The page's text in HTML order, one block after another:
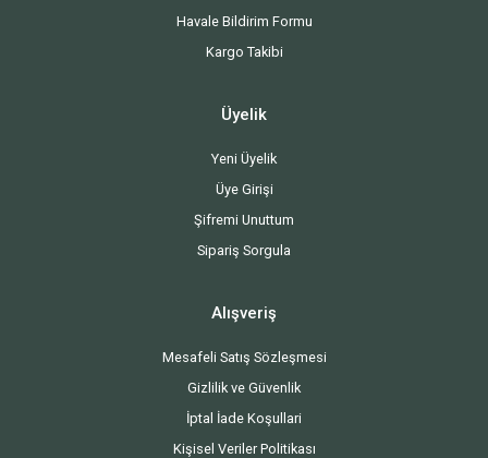
Havale Bildirim Formu
Kargo Takibi
Üyelik
Yeni Üyelik
Üye Girişi
Şifremi Unuttum
Sipariş Sorgula
Alışveriş
Mesafeli Satış Sözleşmesi
Gizlilik ve Güvenlik
İptal İade Koşullari
Kişisel Veriler Politikası